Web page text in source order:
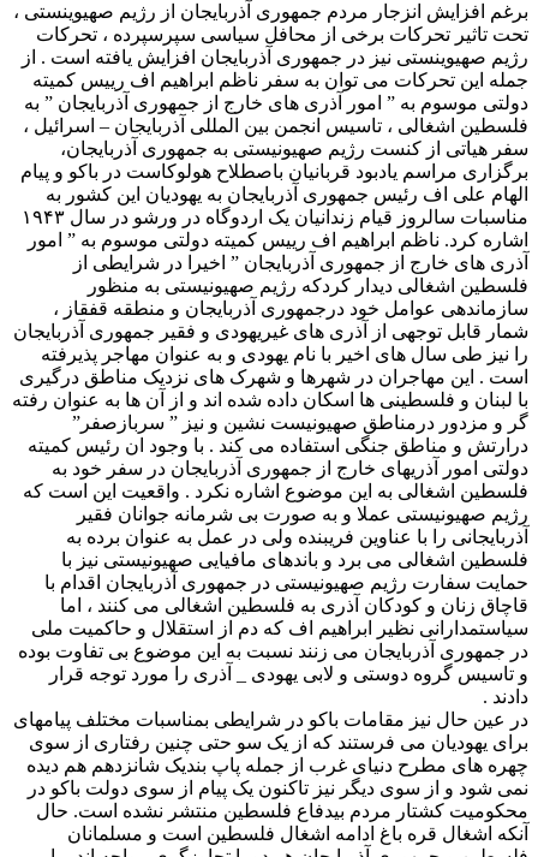
برغم افزایش انزجار مردم جمهوری آذربایجان از رژیم صهیوینستی ،
تحت تاثیر تحرکات برخی از محافل سیاسی سپرسپرده ، تحرکات
رژیم صهیوینستی نیز در جمهوری آذربایجان افزایش یافته است . از
جمله این تحرکات می توان به سفر ناظم ابراهیم اف رییس کمیته
دولتی موسوم به ” امور آذری های خارج از جمهوری آذربایجان ” به
فلسطین اشغالی ، تاسیس انجمن بین المللی آذربایجان – اسرائیل ،
سفر هیاتی از کنست رژیم صهیونیستی به جمهوری آذربایجان،
برگزاری مراسم یادبود قربانیان باصطلاح هولوکاست در باکو و پیام
الهام علی اف رئیس جمهوری آذربایجان به یهودیان این کشور به
مناسبات سالروز قیام زندانیان یک اردوگاه در ورشو در سال ۱۹۴۳
اشاره کرد. ناظم ابراهیم اف رییس کمیته دولتی موسوم به ” امور
آذری های خارج از جمهوری آذربایجان ” اخیرا در شرایطی از
فلسطین اشغالی دیدار کردکه رژیم صهیونیستی به منظور
سازماندهی عوامل خود درجمهوری آذربایجان و منطقه قفقاز ،
شمار قابل توجهی از آذری های غیریهودی و فقیر جمهوری آذربایجان
را نیز طی سال های اخیر با نام یهودی و به عنوان مهاجر پذیرفته
است . این مهاجران در شهرها و شهرک های نزدیک مناطق درگیری
با لبنان و فلسطینی ها اسکان داده شده اند و از آن ها به عنوان رفته
گر و مزدور درمناطق صهیونیست نشین و نیز ” سربازصفر”
درارتش و مناطق جنگی استفاده می کند . با وجود ان رئیس کمیته
دولتی امور آذریهای خارج از جمهوری آذربایجان در سفر خود به
فلسطین اشغالی به این موضوع اشاره نکرد . واقعیت این است که
رژیم صهیونیستی عملا و به صورت بی شرمانه جوانان فقیر
آذربایجانی را با عناوین فریبنده ولی در عمل به عنوان برده به
فلسطین اشغالی می برد و باندهای مافیایی صهیونیستی نیز با
حمایت سفارت رژیم صهیونیستی در جمهوری آذربایجان اقدام با
قاچاق زنان و کودکان آذری به فلسطین اشغالی می کنند ، اما
سیاستمدارانی نظیر ابراهیم اف که دم از استقلال و حاکمیت ملی
در جمهوری آذربایجان می زنند نسبت به این موضوع بی تفاوت بوده
و تاسیس گروه دوستی و لابی یهودی _ آذری را مورد توجه قرار
دادند .
در عین حال نیز مقامات باکو در شرایطی بمناسبات مختلف پیامهای
برای یهودیان می فرستند که از یک سو حتی چنین رفتاری از سوی
چهره های مطرح دنیای غرب از جمله پاپ بندیک شانزدهم هم دیده
نمی شود و از سوی دیگر نیز تاکنون یک پیام از سوی دولت باکو در
محکومیت کشتار مردم بیدفاع فلسطین منتشر نشده است. حال
آنکه اشغال قره باغ ادامه اشغال فلسطین است و مسلمانان